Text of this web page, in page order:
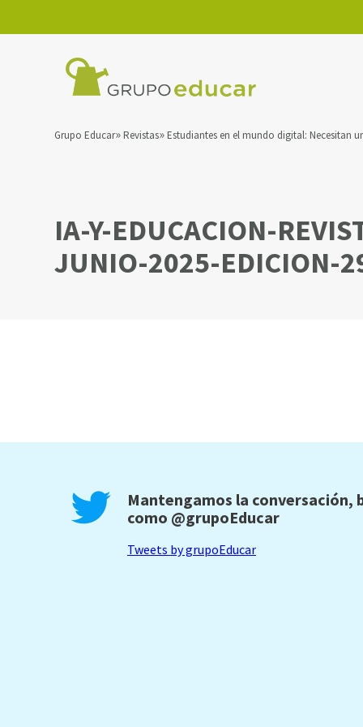
Grupo Educar Revistas Estudiantes en el mundo digital: Necesitan
IA-Y-EDUCACION-
JUNIO-2025-EDICION-
Mantengamos la
como @grupoEducar
Tweets by grupoEducar